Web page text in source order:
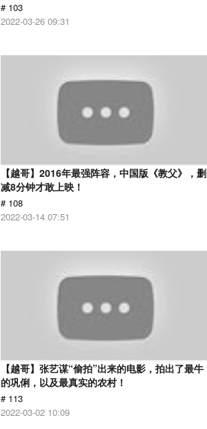
# 103
2022-03-26 09:31
【越哥】2016年最强阵容，中国版《教父》，删
减8分钟才敢上映！
# 108
2022-03-14 07:51
【越哥】张艺谋“偷拍”出来的电影，拍出了最牛
的巩俐，以及最真实的农村！
# 113
2022-03-02 10:09